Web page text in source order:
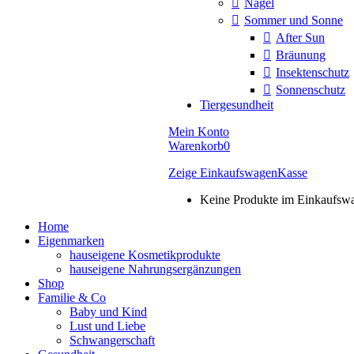
Sommer und Sonne
After Sun
Bräunung
Insektenschutz
Sonnenschutz
Tiergesundheit
Mein Konto
Warenkorb0
Zeige EinkaufswagenKasse
Keine Produkte im
Home
Eigenmarken
hauseigene Kosmetikprodukte
hauseigene Nahrungsergänzungen
Shop
Familie & Co
Baby und Kind
Lust und Liebe
Schwangerschaft